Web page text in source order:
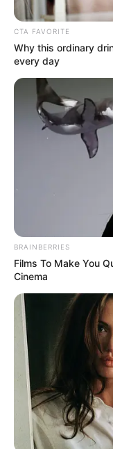
Por no colaborar
medio de amigos
Por:Guillermo
Septiembre 5, 2020
CómoVíctor De
persona
en medio de un
CTA FAVORITE
Why this ordinary
every day
BRAINBERRIES
Films To Make You
Cinema